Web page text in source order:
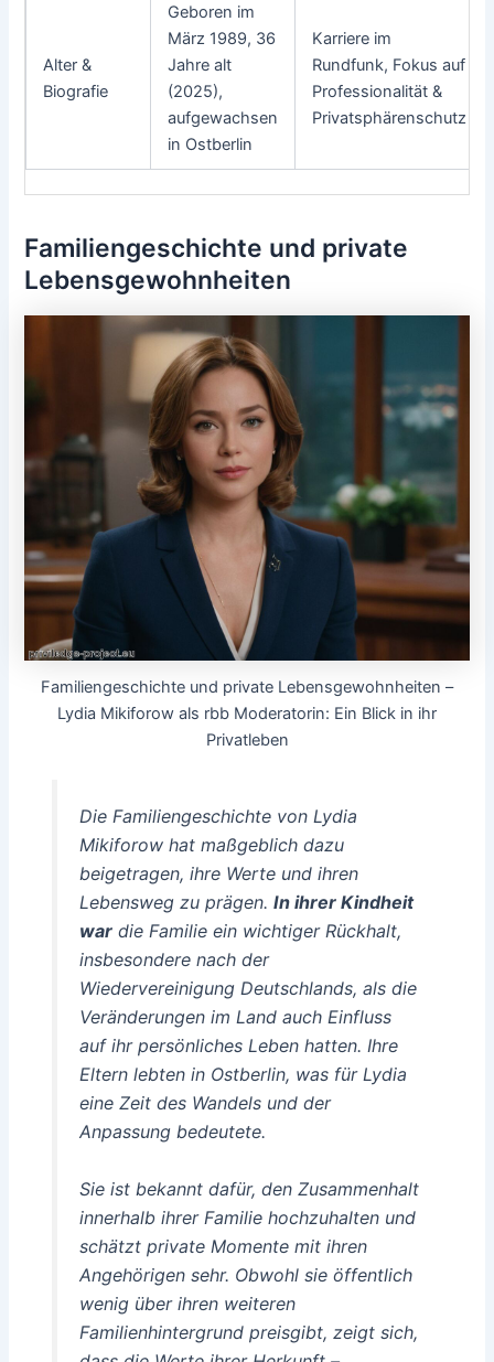
Alter &
Biografie
Geboren im
März 1989, 36
Jahre alt
(2025),
aufgewachsen
in Ostberlin
Karriere im
Rundfunk, Fokus auf
Professionalität &
Privatsphärenschutz
Familiengeschichte und private
Lebensgewohnheiten
Familiengeschichte und private Lebensgewohnheiten –
Lydia Mikiforow als rbb Moderatorin: Ein Blick in ihr
Privatleben
Die Familiengeschichte von Lydia
Mikiforow hat maßgeblich dazu
beigetragen, ihre Werte und ihren
Lebensweg zu prägen. In ihrer Kindheit
wardie Familie ein wichtiger Rückhalt,
insbesondere nach der
Wiedervereinigung Deutschlands, als die
Veränderungen im Land auch Einfluss
auf ihr persönliches Leben hatten. Ihre
Eltern lebten in Ostberlin, was für Lydia
eine Zeit des Wandels und der
Anpassung bedeutete.
Sie ist bekannt dafür, den Zusammenhalt
innerhalb ihrer Familie hochzuhaltenund
schätzt private Momente mit ihren
Angehörigen sehr. Obwohl sie öffentlich
wenig über ihren weiteren
Familienhintergrund preisgibt, zeigt sich,